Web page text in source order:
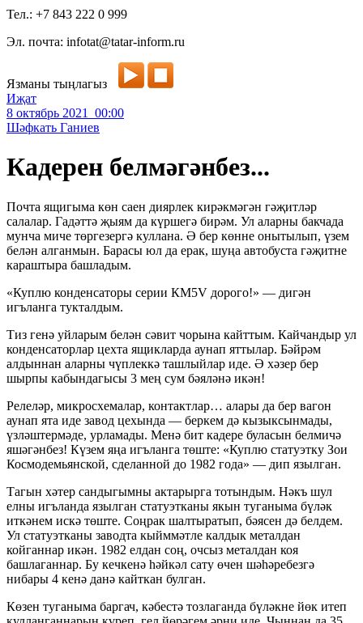
Тел.: +7 843 222 0 999
Эл. почта: infotat@tatar-inform.ru
Язманы тыңлагыз
Иҗат
8 октябрь 2021 00:00
Шәфкать Ганиев
Кадерен белмәгәнбез...
Почта ящигыма көн саен диярлек кирәкмәгән гәҗитләр
салалар. Гадәттә җыям да күршегә бирәм. Ул аларны бакчада
мунча миче төргезергә куллана. Ә бер көнне онытылып, үзем
белән алганмын. Барасы юл да ерак, шуңа автобуста гәҗитне
караштыра башладым.
«Куплю конденсаторы серии КМ5V дорого!» — дигән
игъланга тукталдым.
Тиз генә уйларым белән сәвит чорына кайттым. Кайчандыр ул
конденсаторлар цехта ящикларда аунап яттылар. Бәйрәм
алдыннан аларны чүплеккә ташлыйлар иде. Ә хәзер бер
шырпы кабындагысы 3 мең сум бәяләнә икән!
Релеләр, микросхемалар, контактлар… алары да бер вагон
аунап ята иде завод цехында — беркем дә кызыксынмады,
үзләштермәде, урламады. Менә бит кадере буласын белмичә
яшәгәнбез! Күзем яңа игъланга төште: «Куплю статуэтку Зои
Космодемьянской, сделанной до 1982 года» — дип язылган.
Тагын хәтер сандыгымны актарырга тотындым. Нәкъ шул
елны игъланда язылган статуэтканы якын туганыма бүләк
иткәнем искә төште. Соңрак шалтыратып, бәясен дә белдем.
Ул статуэтканы заводта кыйммәтле калдык металдан
койганнар икән. 1982 елдан соң, очсыз металдан коя
башлаганнар. Бу кечкенә һәйкәл сату өчен шәһәребезгә
нибары 4 кенә данә кайткан булган.
Көзен туганыма баргач, кәбестә тозлаганда бүләкне йөк итеп